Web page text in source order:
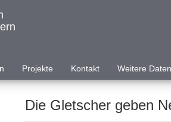
Projekte Kontakt Weitere
Die Gletscher geben